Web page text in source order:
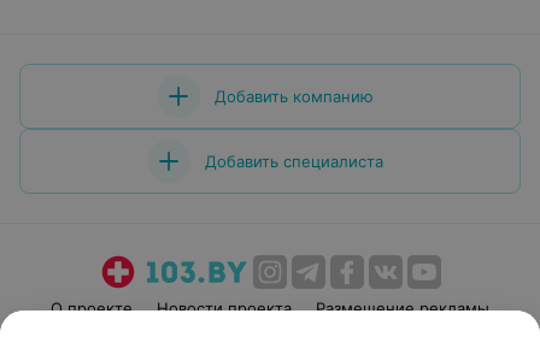
Добавить компанию
Добавить специалиста
О проекте Новости проекта
Размещение рекламы